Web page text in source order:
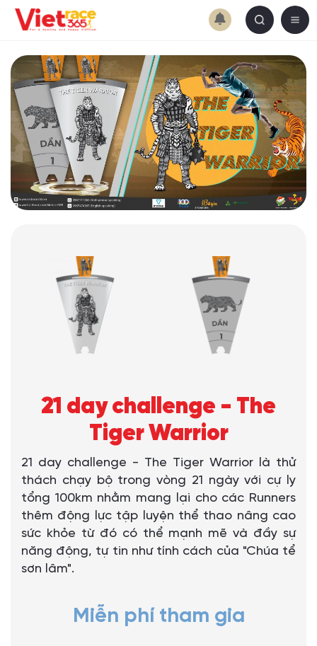
21 day challenge - The
Tiger Warrior
21 day challenge - The Tiger Warrior là thử
thách chạy bộ trong vòng 21 ngày với cự ly
tổng 100km nhằm mang lại cho các Runners
thêm động lực tập luyện thể thao nâng cao
sức khỏe từ đó có thể mạnh mẽ và đầy sự
năng động, tự tin như tính cách của "Chúa tể
sơn lâm".
Miễn phí tham gia